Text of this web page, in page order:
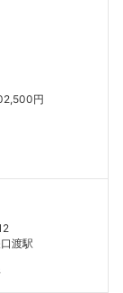
円
渡駅